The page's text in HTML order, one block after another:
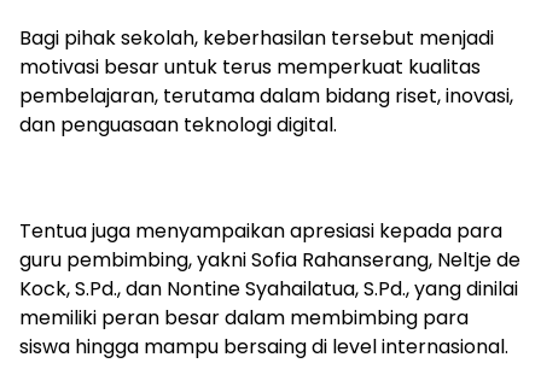
Bagi pihak sekolah, keberhasilan tersebut menjadi
motivasi besar untuk terus memperkuat kualitas
pembelajaran, terutama dalam bidang riset, inovasi,
dan penguasaan teknologi digital.
Tentua juga menyampaikan apresiasi kepada para
guru pembimbing, yakni Sofia Rahanserang, Neltje de
Kock, S.Pd., dan Nontine Syahailatua, S.Pd., yang dinilai
memiliki peran besar dalam membimbing para
siswa hingga mampu bersaing di level internasional.